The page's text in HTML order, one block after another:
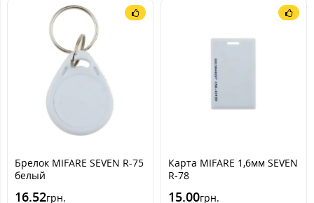
Брелок MIFARE SEVEN R-75
белый
16.52грн.
Карта MIFARE 1,6мм SEVEN
R-78
15.00грн.